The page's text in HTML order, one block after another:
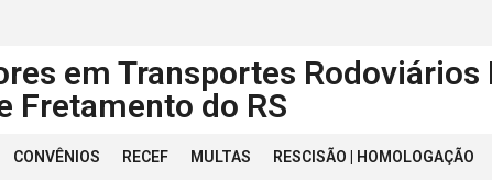
em Transportes
Fretamento do RS
CONVÊNIOS RECEF MULTAS RESCISÃO | HOMOLOGAÇÃO